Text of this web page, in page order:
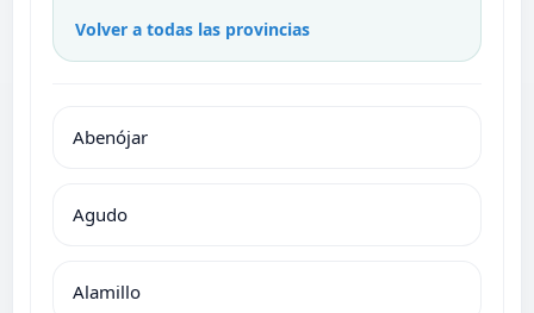
Volver a todas las provincias
Abenójar
Agudo
Alamillo